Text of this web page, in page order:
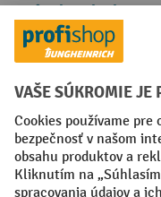
Spôsoby platby
Creditcard (Master)
Faktúra
Sociálne siete
Facebook
YouTube
LinkedIn